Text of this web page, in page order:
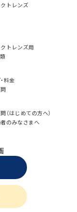
トレンズ
トレンズ用
料金
（はじめての方へ）
のみなさまへ